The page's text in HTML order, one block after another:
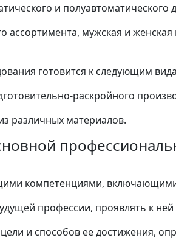
и полуавтоматического
ассортимента, мужская и
готовится к следующим
раскройного
различных материалов.
компетенциями, включающими
профессии, проявлять к ней
и способов ее достижения,